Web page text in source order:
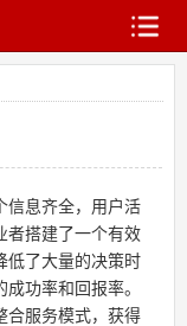
信息齐全，用户活
者搭建了一个有效
低了大量的决策时
功率和回报率。
合服务模式，获得